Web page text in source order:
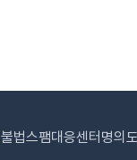
불법스팸대응센터 명의